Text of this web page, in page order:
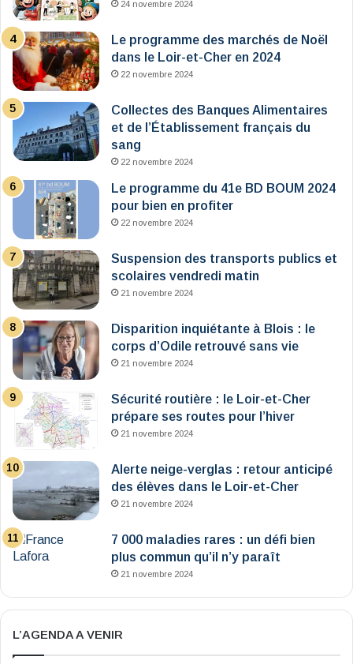
24 novembre 2024
Le programme des marchés de Noël
dans le Loir-et-Cher en 2024
22 novembre 2024
Collectes des Banques Alimentaires
et de l’Établissement français du
sang
22 novembre 2024
Le programme du 41e BD BOUM 2024
pour bien en profiter
22 novembre 2024
Suspension des transports publics et
scolaires vendredi matin
21 novembre 2024
Disparition inquiétante à Blois : le
corps d’Odile retrouvé sans vie
21 novembre 2024
Sécurité routière : le Loir-et-Cher
prépare ses routes pour l’hiver
21 novembre 2024
Alerte neige-verglas : retour anticipé
des élèves dans le Loir-et-Cher
21 novembre 2024
7 000 maladies rares : un défi bien
plus commun qu’il n’y paraît
21 novembre 2024
L’AGENDA A VENIR